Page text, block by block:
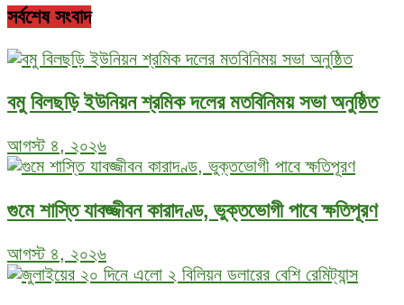
সর্বশেষ সংবাদ
বমু বিলছড়ি ইউনিয়ন শ্রমিক দলের মতবিনিময় সভা অনুষ্ঠিত
আগস্ট ৪, ২০২৬
গুমে শাস্তি যাবজ্জীবন কারাদণ্ড, ভুক্তভোগী পাবে ক্ষতিপূরণ
আগস্ট ৪, ২০২৬